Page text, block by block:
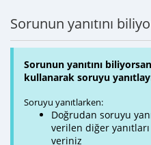
Sorunun yanıtını
Sorunun yanıtını
kullanarak soruyu
Soruyu yanıtlarken:
Doğrudan soruyu
verilen diğer
veriniz